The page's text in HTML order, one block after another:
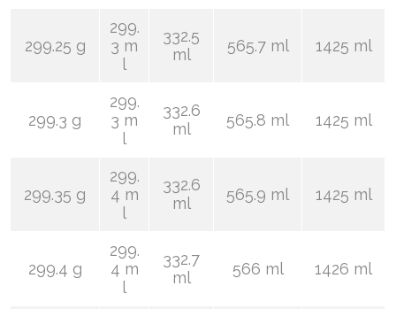
299.25 g
299.
3 m
l
332.5
ml
565.7 ml 1425 ml
299.3 g
299.
3 m
l
332.6
ml
565.8 ml 1425 ml
299.35 g
299.
4 m
l
332.6
ml
565.9 ml 1425 ml
299.4 g
299.
4 m
l
332.7
ml
566 ml 1426 ml